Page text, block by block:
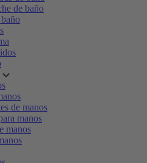
de baño
de manos
manos
manos